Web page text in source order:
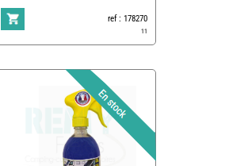
ref : 178270
11